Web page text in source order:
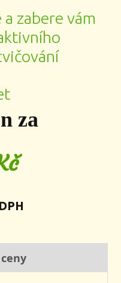
zabere vám
za